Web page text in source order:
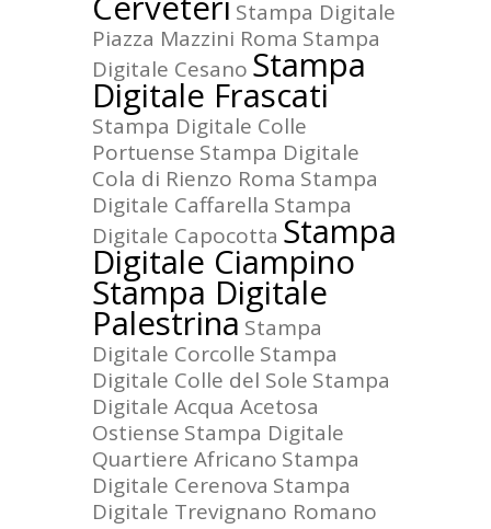
Stampa Digitale
Piazza Mazzini Roma Stampa
Digitale Cesano Stampa
Digitale Frascati
Stampa Digitale Colle
Portuense Stampa Digitale
Cola di Rienzo Roma Stampa
Digitale Caffarella Stampa
Digitale Capocotta Stampa
Digitale Ciampino
Stampa Digitale
Palestrina Stampa
Digitale Corcolle Stampa
Digitale Colle del Sole Stampa
Digitale Acqua Acetosa
Ostiense Stampa Digitale
Quartiere Africano Stampa
Digitale Cerenova Stampa
Digitale Trevignano Romano